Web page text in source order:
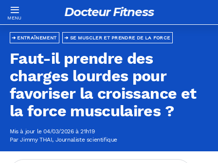
Docteur Fitness
SE MUSCLER ET PRENDRE DE LA FORCE
ENTRAÎNEMENT
Faut-il prendre des
charges lourdes pour
favoriser la croissance et
la force musculaires ?
Mis à jour le 04/03/2026 à 21h19
ParJimmy THAI, Journaliste scientifique